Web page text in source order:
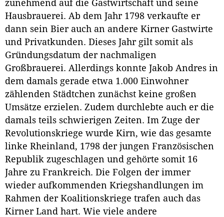
zunehmend auf die Gastwirtschaft und seine
Hausbrauerei. Ab dem Jahr 1798 verkaufte er
dann sein Bier auch an andere Kirner Gastwirte
und Privatkunden. Dieses Jahr gilt somit als
Gründungsdatum der nachmaligen
Großbrauerei. Allerdings konnte Jakob Andres in
dem damals gerade etwa 1.000 Einwohner
zählenden Städtchen zunächst keine großen
Umsätze erzielen. Zudem durchlebte auch er die
damals teils schwierigen Zeiten. Im Zuge der
Revolutionskriege wurde Kirn, wie das gesamte
linke Rheinland, 1798 der jungen Französischen
Republik zugeschlagen und gehörte somit 16
Jahre zu Frankreich. Die Folgen der immer
wieder aufkommenden Kriegshandlungen im
Rahmen der Koalitionskriege trafen auch das
Kirner Land hart. Wie viele andere